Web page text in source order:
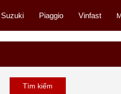
Suzuki Piaggio Vinfast